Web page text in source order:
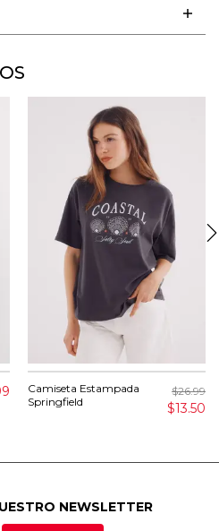
Camiseta Estampada
Springfield
$26.99
$13.50
NEWSLETTER